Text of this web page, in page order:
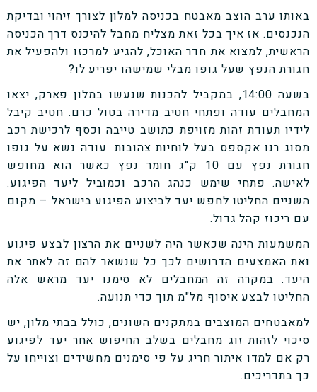
באותו ערב הוצב מאבטח בכניסה למלון לצורך זיהוי ובדיקת
הנכנסים. אז איך בכל זאת מצליח מחבל להיכנס דרך הכניסה
הראשית, למצוא את חדר האוכל, להגיע למרכזו ולהפעיל את
חגורת הנפץ שעל גופו מבלי שמישהו יפריע לו?
בשעה 14:00, במקביל להכנות שנעשו במלון פארק, יצאו
המחבלים עודה ופתחי חטיב מדירה בטול כרם. חטיב קיבל
לידיו תעודת זהות מזויפת כתושב טייבה וכסף לרכישת רכב
מסוג רנו אקספס בעל לוחיות צהובות. עודה נשא על גופו
חגורת נפץ עם 10 ק"ג חומר נפץ כאשר הוא מחופש
לאישה. פתחי שימש כנהג הרכב וכמוביל ליעד הפיגוע.
השניים החליטו לחפש יעד לביצוע הפיגוע בישראל – מקום
עם ריכוז קהל גדול.
המשמעות הינה שכאשר היה לשניים את הרצון לבצע פיגוע
ואת האמצעים הדרושים לכך כל שנשאר להם זה לאתר את
היעד. במקרה זה המחבלים לא סימנו יעד מראש אלה
החליטו לבצע איסוף מל"מ תוך כדי תנועה.
למאבטחים המוצבים במתקנים השונים, כולל בבתי מלון, יש
סיכוי לזהות זוג מחבלים בשלב החיפוש אחר יעד לפיגוע
רק אם למדו איתור חריג על פי סימנים מחשידים וצוייחו על
כך בתדריכים.